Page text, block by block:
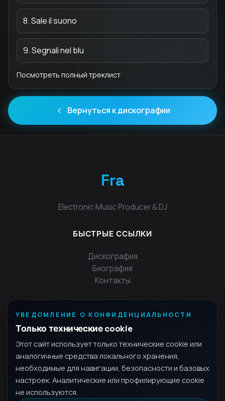
8. Sale il suono
9. Segnali nel blu
Посмотреть полный треклист
Вернуться к дискографии
Fra
Electronic Music Producer & DJ
БЫСТРЫЕ ССЫЛКИ
Дискография
Биография
Контакты
УВЕДОМЛЕНИЕ О КОНФИДЕНЦИАЛЬНОСТИ
Только технические cookie
Этот сайт использует только технические cookie или
аналогичные средства локального хранения,
необходимые для навигации, безопасности и базовых
настроек. Аналитические или профилирующие cookie
не используются.